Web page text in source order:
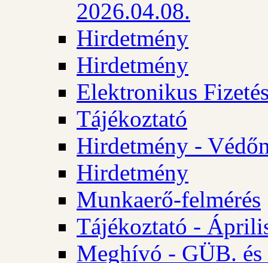
2026.04.08.
Hirdetmény
Hirdetmény
Elektronikus
Tájékoztató
Hirdetmény -
Hirdetmény
Munkaerő-felmérés
Tájékoztató -
Meghívó - GÜB.